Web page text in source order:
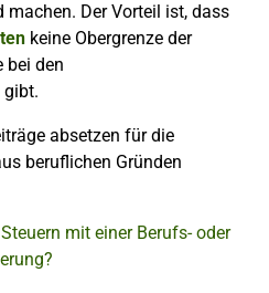
machen. Der Vorteil ist, dass
keine Obergrenze der
bei den
gibt.
absetzen für die
beruflichen Gründen
mit einer Berufs- oder